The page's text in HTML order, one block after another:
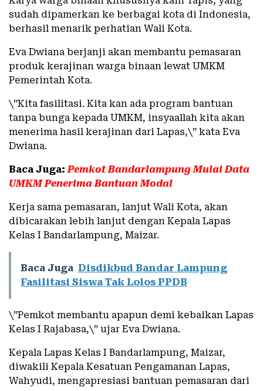
sudah dipamerkan ke berbagai kota di Indonesia,
berhasil menarik perhatian Wali Kota.
Eva Dwiana berjanji akan membantu pemasaran
produk kerajinan warga binaan lewat UMKM
Pemerintah Kota.
\”Kita fasilitasi. Kita kan ada program bantuan
tanpa bunga kepada UMKM, insyaallah kita akan
menerima hasil kerajinan dari Lapas,\” kata Eva
Dwiana.
Baca Juga:Pemkot Bandarlampung Mulai Data
UMKM Penerima Bantuan Modal
Kerja sama pemasaran, lanjut Wali Kota, akan
dibicarakan lebih lanjut dengan Kepala Lapas
Kelas I Bandarlampung, Maizar.
Baca Juga Disdikbud Bandar Lampung
Fasilitasi Siswa Tak Lolos PPDB
\”Pemkot membantu apapun demi kebaikan Lapas
Kelas I Rajabasa,\” ujar Eva Dwiana.
Kepala Lapas Kelas I Bandarlampung, Maizar,
diwakili Kepala Kesatuan Pengamanan Lapas,
Wahyudi, mengapresiasi bantuan pemasaran dari